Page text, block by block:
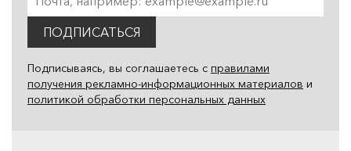
ПОДПИСАТЬСЯ
Подписываясь, вы соглашаетесь с правилами
получения рекламно-информационных материалов и
политикой обработки персональных данных